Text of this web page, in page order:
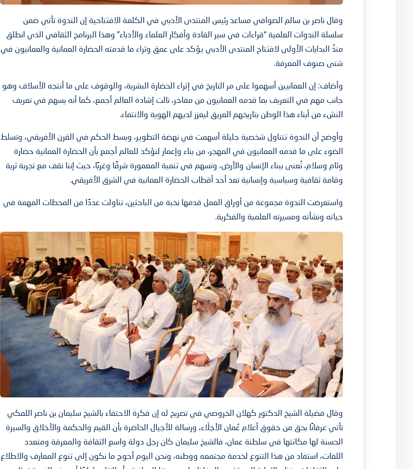
وقال ناصر بن سالم الصوافي مساعد رئيس المنتدى الأدبي في الكلمة الافتتاحية إن الندوة تأتي ضمن
سلسلة الندوات العلمية “قراءات في سير القادة وأفكار العلماء والأدباء” وهذا البرنامج الثقافي الذي انطلق
منذُ البدايات الأولى لافتتاح المنتدى الأدبي يؤكد على عمق وثراء ما قدمته الحضارة العمانية والعمانيون في
شتى صنوف المعرفة.
وأضاف: إن العمانيين أسهموا على مر التاريخ في إثراء الحضارة البشرية، والوقوف على ما أنتجه الأسلاف وهو
جانب مهم في التعريف بما قدمه العمانيون من مفاخر، نالت إشادة العالم أجمع، كما أنه يسهم في تعريف
النشء من أبناء هذا الوطن بتاريخهم العريق ليعزز لديهم الهوية والانتماء.
وأوضح أن الندوة تتناول شخصية جليلة أسهمت في نهضة التطوير، وبسط الحكم في القرن الأفريقي، وتسلط
الضوء على ما قدمه العمانيون في المهجر، من بناء وإعمار لنؤكد للعالم أجمع بأن الحضارة العمانية حضارة
وئام وسلام، تُعنى ببناء الإنسان والأرض، وتسهم في تنمية المعمورة شرقًا وغربًا، حيث إننا نقف مع تجربة ثرية
وقامة ثقافية وسياسية وإنسانية تعد أحد أقطاب الحضارة العمانية في الشرق الأفريقي.
واستعرضت الندوة مجموعة من أوراق العمل قدمها نخبة من الباحثين، تناولت عددًا من المحطات المهمة في
حياته ونشأته ومسيرته العلمية والفكرية.
وقال فضيلة الشيخ الدكتور كهلان الخروصي في تصريح له إن فكرة الاحتفاء بالشيخ سليمان بن ناصر اللمكي
تأتي عرفانًا بحق من حقوق أعلام عُمان الأجلّاء، ورسالة للأجيال الحاضرة بأن القيم والحكمة والأخلاق والسيرة
الحسنة لها مكانتها في سلطنة عمان، فالشيخ سليمان كان رجل دولة واسع الثقافة والمعرفة ومتعدد
اللغات، استفاد من هذا التنوع لخدمة مجتمعه ووطنه، ونحن اليوم أحوج ما نكون إلى تنوع المعارف والاطلاع